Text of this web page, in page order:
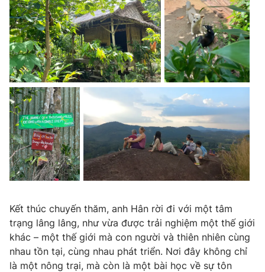
Kết thúc chuyến thăm, anh Hân rời đi với một tâm
trạng lâng lâng, như vừa được trải nghiệm một thế giới
khác – một thế giới mà con người và thiên nhiên cùng
nhau tồn tại, cùng nhau phát triển. Nơi đây không chỉ
là một nông trại, mà còn là một bài học về sự tôn